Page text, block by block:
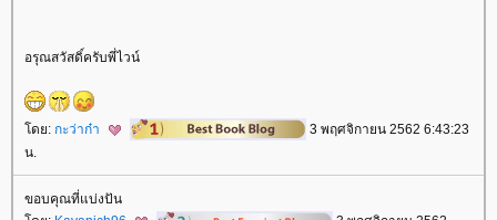
อรุณสวัสดิ์ครับพี่ไวน์
ดย: กะว่าก๋า
3 พฤศจิกายน 2562 6:43:23
น.
ขอบคุณที่แบ่งปัน